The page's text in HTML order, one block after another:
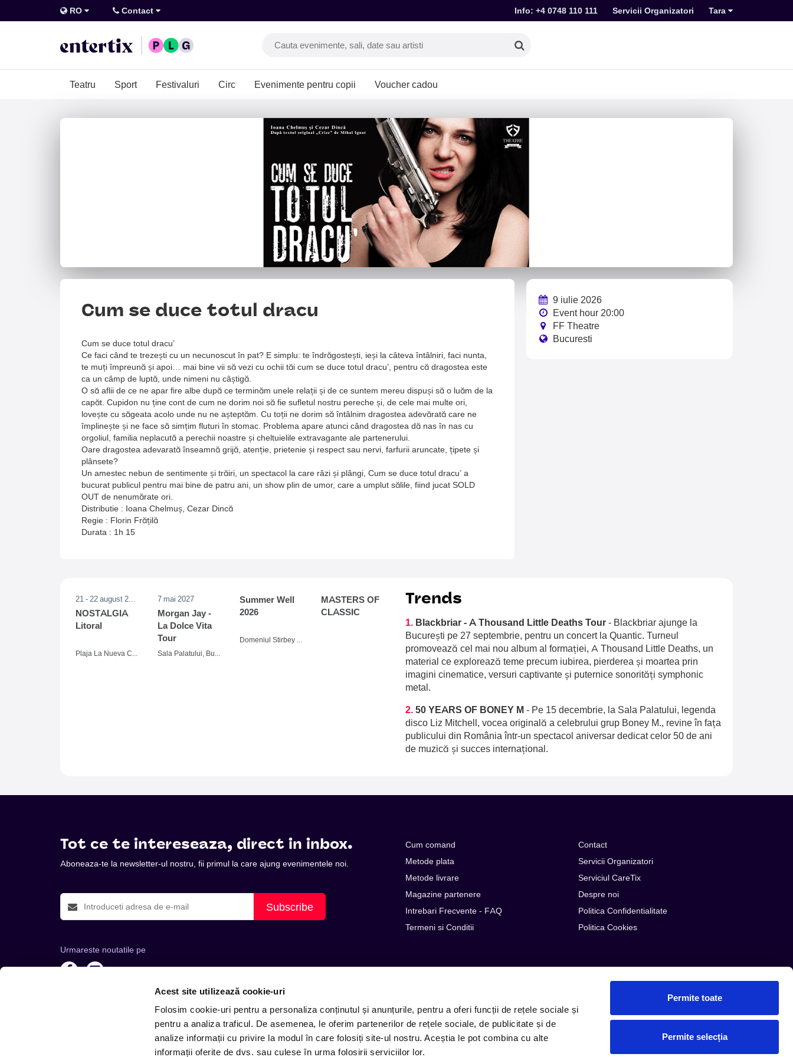
Acest site utilizează cookie-uri
Folosim cookie-uri pentru a personaliza conținutul și anunțurile, pentru a oferi funcții de rețele sociale și
pentru a analiza traficul. De asemenea, le oferim partenerilor de rețele sociale, de publicitate și de
analize informații cu privire la modul în care folosiți site-ul nostru. Aceștia le pot combina cu alte
informații oferite de dvs. sau culese în urma folosirii serviciilor lor.
Permite toate
Permite selecția
RO Contact Info: +4 0748 110 111 Servicii Organizatori Tara
Teatru Sport Festivaluri Circ Evenimente pentru copii Voucher cadou
Cum se duce totul dracu
Cum se duce totul dracu’
Ce faci când te trezești cu un necunoscut în pat? E simplu: te îndrăgostești, ieși la câteva întâlniri, faci nunta,
te muți împreună și apoi… mai bine vii să vezi cu ochii tăi cum se duce totul dracu’, pentru că dragostea este
ca un câmp de luptă, unde nimeni nu câștigă.
O să aflii de ce ne apar fire albe după ce terminăm unele relații și de ce suntem mereu dispuși să o luăm de la
capăt. Cupidon nu ține cont de cum ne dorim noi să fie sufletul nostru pereche și, de cele mai multe ori,
lovește cu săgeata acolo unde nu ne așteptăm. Cu toții ne dorim să întâlnim dragostea adevărată care ne
împlinește și ne face să simțim fluturi în stomac. Problema apare atunci când dragostea dă nas în nas cu
orgoliul, familia neplacută a perechii noastre și cheltuielile extravagante ale partenerului.
Oare dragostea adevarată înseamnă grijă, atenție, prietenie și respect sau nervi, farfurii aruncate, țipete și
plânsete?
Un amestec nebun de sentimente și trăiri, un spectacol la care râzi și plângi, Cum se duce totul dracu’ a
bucurat publicul pentru mai bine de patru ani, un show plin de umor, care a umplut sălile, fiind jucat SOLD
OUT de nenumărate ori.
Distributie : Ioana Chelmuș, Cezar Dincă
Regie : Florin Frățilă
Durata : 1h 15
9 iulie 2026
Event hour 20:00
FF Theatre
Bucuresti
21 - 22 august 2026
NOSTALGIA
Litoral
Plaja La Nueva Cucaracha, Mamaia
7 mai 2027
Morgan Jay -
La Dolce Vita
Tour
Sala Palatului, Bucuresti
Summer Well
2026
Domeniul Stirbey Voda, Buftea
MASTERS OF
CLASSIC
Trends
1. Blackbriar - A Thousand Little Deaths Tour - Blackbriar ajunge la
București pe 27 septembrie, pentru un concert la Quantic. Turneul
promovează cel mai nou album al formației, A Thousand Little Deaths, un
material ce explorează teme precum iubirea, pierderea și moartea prin
imagini cinematice, versuri captivante și puternice sonorități symphonic
metal.
2. 50 YEARS OF BONEY M - Pe 15 decembrie, la Sala Palatului, legenda
disco Liz Mitchell, vocea originală a celebrului grup Boney M., revine în fața
publicului din România într-un spectacol aniversar dedicat celor 50 de ani
de muzică și succes internațional.
Tot ce te intereseaza, direct in inbox.
Aboneaza-te la newsletter-ul nostru, fii primul la care ajung evenimentele noi.
Subscribe
Urmareste noutatile pe
Cum comand
Metode plata
Metode livrare
Magazine partenere
Intrebari Frecvente - FAQ
Termeni si Conditii
Contact
Servicii Organizatori
Serviciul CareTix
Despre noi
Politica Confidentialitate
Politica Cookies
Telefon: +4 0748 110 111 (Luni - Vineri 12.00-16.00) | E-mail: contact@entertix.ro © Copyright 2026 PLG ROMANIA